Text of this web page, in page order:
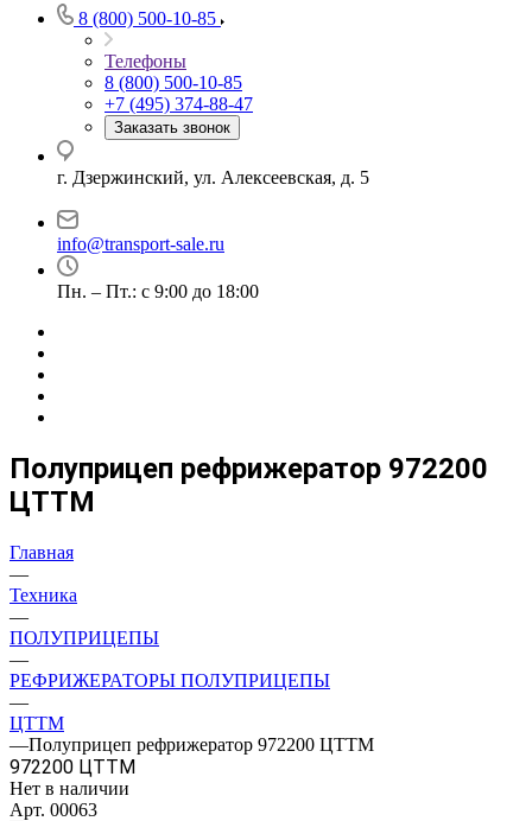
8 (800) 500-10-85
Телефоны
8 (800) 500-10-85
+7 (495) 374-88-47
Заказать звонок
г. Дзержинский, ул. Алексеевская, д. 5
info@transport-sale.ru
Пн. – Пт.: с 9:00 до 18:00
Полуприцеп рефрижератор 972200
ЦТТМ
Главная
—
Техника
—
ПОЛУПРИЦЕПЫ
—
РЕФРИЖЕРАТОРЫ ПОЛУПРИЦЕПЫ
—
ЦТТМ
—Полуприцеп рефрижератор 972200 ЦТТМ
972200 ЦТТМ
Нет в наличии
Арт. 00063